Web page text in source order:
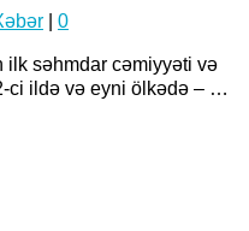
0
ilk səhmdar cəmiyyəti və
ci ildə və eyni ölkədə – …